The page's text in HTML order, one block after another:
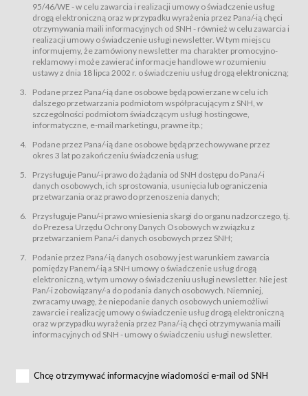
Regulamin określa zasady:
świadczenia Usługobiorcom Usług przez Usługodawcę, z
zastrzeżeniem usług, o których mowa w ust. 2 pkt. 4 i 5 poniżej, których
zasady świadczenia precyzują odrębne regulaminy,
przetwarzania przez Usługodawcę danych osobowych Usługobiorców
będących osobami fizycznymi.
świadczy Usługi drogą elektroniczną w rozumieniu ustawy z dnia 18 lipca
2002 r. o świadczeniu usług drogą elektroniczną (Dz.U. z 2002 r., Nr 144, poz.
1204, z późń. zm.). Usługi świadczone są nieodpłatnie.
usługę przeglądania i odczytywania przez Usługobiorców materiałów
zamieszczanych w Serwisie,
usługę utrzymywania konta użytkownika w Serwisie,
usługę newsletter,
usługę zawierania na odległość umów nabycia Karnetów i Biletów,
usługę zawierania na odległość umów sprzedaży w Sklepie.
dnia 18 lipca 2002 r. o świadczeniu usług drogą elektroniczną (Dz.U. z 2002
r., Nr 144, poz. 1204, z późń. zm.). Usługi świadczone są nieodpłatnie.
Na zasadach określonych w Regulaminie dostęp do Serwisu jest otwarty dla
Usługobiorca przed rozpoczęciem korzystania z Serwisu jest zobowiązany
zapoznać się z Regulaminem. Założenie konta w Serwisie oraz zamówienie
usługi newsletter za pośrednictwem przeznaczonego do tego formularza
zamieszczonego na stronach Serwisu dostępnych dla wszystkich
Usługobiorców wymaga akceptacji postanowień Regulaminu.
Usługobiorca zobowiązany jest do przestrzegania postanowień Regulaminu
od chwili rozpoczęcia korzystania z Serwisu.
Regulamin jest udostępniony Usługobiorcom nieodpłatnie za
Warunki techniczne korzystania z Usług
95/46/WE - w celu zawarcia i realizacji umowy o świadczenie usług
drogą elektroniczną oraz w przypadku wyrażenia przez Pana/-ią chęci
otrzymywania maili informacyjnych od SNH - również w celu zawarcia i
realizacji umowy o świadczenie usługi newsletter. W tym miejscu
informujemy, że zamówiony newsletter ma charakter promocyjno-
reklamowy i może zawierać informacje handlowe w rozumieniu
ustawy z dnia 18 lipca 2002 r. o świadczeniu usług drogą elektroniczną;
Podane przez Pana/-ią dane osobowe będą powierzane w celu ich
dalszego przetwarzania podmiotom współpracującym z SNH, w
szczególności podmiotom świadczącym usługi hostingowe,
informatyczne, e-mail marketingu, prawne itp.;
Podane przez Pana/-ią dane osobowe będą przechowywane przez
okres 3 lat po zakończeniu świadczenia usług;
Przysługuje Panu/-i prawo do żądania od SNH dostępu do Pana/-i
danych osobowych, ich sprostowania, usunięcia lub ograniczenia
przetwarzania oraz prawo do przenoszenia danych;
Przysługuje Panu/-i prawo wniesienia skargi do organu nadzorczego, tj.
do Prezesa Urzędu Ochrony Danych Osobowych w związku z
przetwarzaniem Pana/-i danych osobowych przez SNH;
Podanie przez Pana/-ią danych osobowy jest warunkiem zawarcia
pomiędzy Panem/-ią a SNH umowy o świadczenie usług drogą
elektroniczną, w tym umowy o świadczeniu usługi newsletter. Nie jest
Pan/-i zobowiązany/-a do podania danych osobowych. Niemniej,
zwracamy uwagę, że niepodanie danych osobowych uniemożliwi
zawarcie i realizację umowy o świadczenie usług drogą elektroniczną
oraz w przypadku wyrażenia przez Pana/-ią chęci otrzymywania maili
informacyjnych od SNH - umowy o świadczeniu usługi newsletter.
Chcę otrzymywać informacyjne wiadomości e-mail od SNH